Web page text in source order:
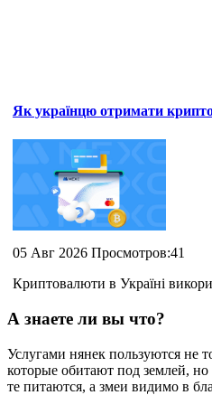
Як українцю отримати
05 Авг 2026 Просмотров:41
Криптовалюти в Україні
А знаете ли вы что?
Услугами нянек пользуются не
которые обитают под землей,
те питаются, а змеи видимо в